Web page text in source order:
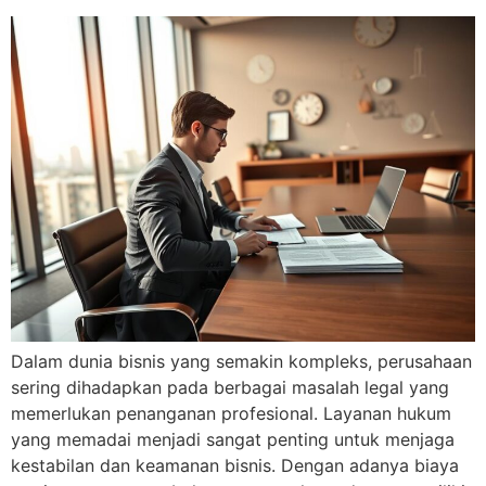
Dalam dunia bisnis yang semakin kompleks, perusahaan
sering dihadapkan pada berbagai masalah legal yang
memerlukan penanganan profesional. Layanan hukum
yang memadai menjadi sangat penting untuk menjaga
kestabilan dan keamanan bisnis. Dengan adanya biaya